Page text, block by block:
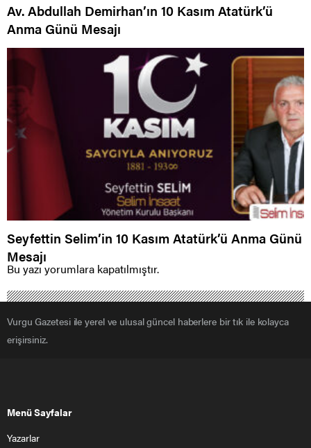
Av. Abdullah Demirhan’ın 10 Kasım Atatürk’ü
Anma Günü Mesajı
Seyfettin Selim’in 10 Kasım Atatürk’ü Anma Günü
Mesajı
Bu yazı yorumlara kapatılmıştır.
Vurgu Gazetesi ile yerel ve ulusal güncel haberlere bir tık ile kolayca
erişirsiniz.
Menü Sayfalar
Yazarlar